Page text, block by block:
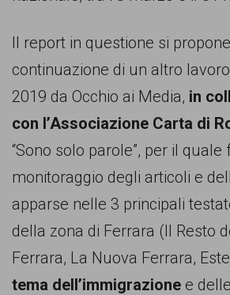
persone,
associazioni
movimenti
battono
pari
opportunità
Il report in questione si
continuazione di un altro
2019 da Occhio ai Media, in
con l’Associazione Carta di
“Sono solo parole”, per il
monitoraggio degli articoli e
apparse nelle 3 principali
della zona di Ferrara (Il Resto
Ferrara, La Nuova Ferrara,
tema dell’immigrazione e